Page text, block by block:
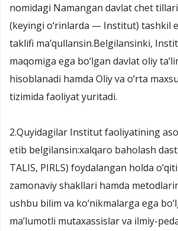
nomidagi Namangan davlat chet
(keyingi o‘rinlarda — Institut) tashkil
taklifi ma’qullansin.Belgilansinki,
maqomiga ega bo‘lgan davlat oliy
hisoblanadi hamda Oliy va o‘rta
tizimida faoliyat yuritadi.
2.Quyidagilar Institut faoliyatining
etib belgilansin:xalqaro baholash
TALIS, PIRLS) foydalangan holda
zamonaviy shakllari hamda
ushbu bilim va ko‘nikmalarga ega
ma’lumotli mutaxassislar va ilmiy-